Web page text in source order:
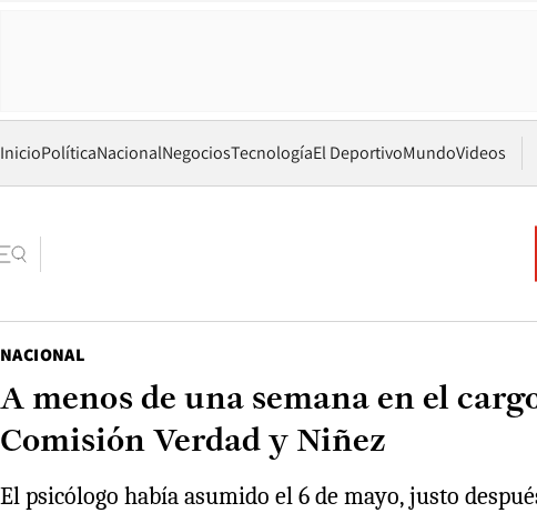
InicioPolíticaNacionalNegociosTecnologíaEl DeportivoMundoVideos
NACIONAL
A menos de una semana en el
Comisión Verdad y Niñez
El psicólogo había asumido el 6 de mayo, justo